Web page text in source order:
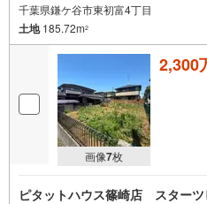
千葉県鎌ケ谷市東初富4丁目
土地185.72m2
画像7枚
2,300
ピタットハウス篠崎店 スターツ